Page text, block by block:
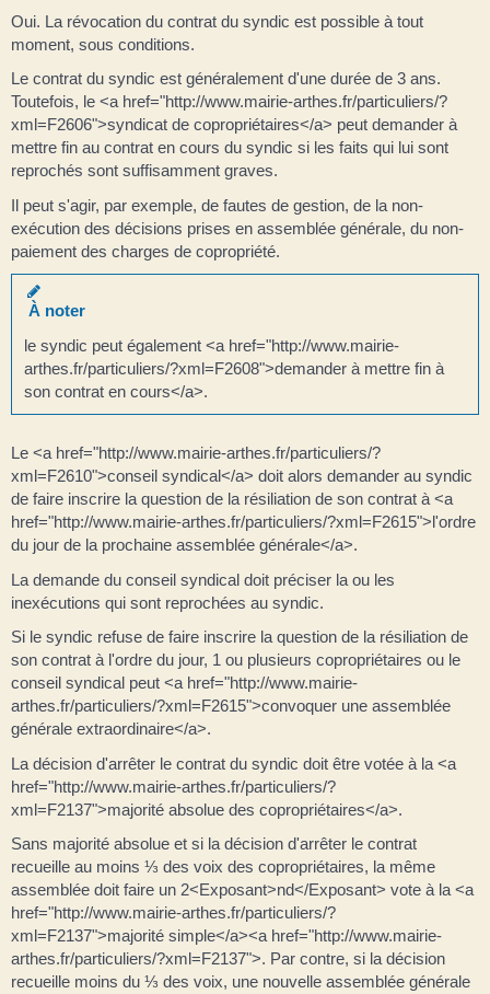
Oui. La révocation du contrat du syndic est possible à tout
moment, sous conditions.
Le contrat du syndic est généralement d'une durée de 3 ans.
Toutefois, le <a href="http://www.mairie-arthes.fr/particuliers/?
xml=F2606">syndicat de copropriétaires</a> peut demander à
mettre fin au contrat en cours du syndic si les faits qui lui sont
reprochés sont suffisamment graves.
Il peut s'agir, par exemple, de fautes de gestion, de la non-
exécution des décisions prises en assemblée générale, du non-
paiement des charges de copropriété.
À noter
le syndic peut également <a href="http://www.mairie-
arthes.fr/particuliers/?xml=F2608">demander à mettre fin à
son contrat en cours</a>.
Le <a href="http://www.mairie-arthes.fr/particuliers/?
xml=F2610">conseil syndical</a> doit alors demander au syndic
de faire inscrire la question de la résiliation de son contrat à <a
href="http://www.mairie-arthes.fr/particuliers/?xml=F2615">l'ordre
du jour de la prochaine assemblée générale</a>.
La demande du conseil syndical doit préciser la ou les
inexécutions qui sont reprochées au syndic.
Si le syndic refuse de faire inscrire la question de la résiliation de
son contrat à l'ordre du jour, 1 ou plusieurs copropriétaires ou le
conseil syndical peut <a href="http://www.mairie-
arthes.fr/particuliers/?xml=F2615">convoquer une assemblée
générale extraordinaire</a>.
La décision d'arrêter le contrat du syndic doit être votée à la <a
href="http://www.mairie-arthes.fr/particuliers/?
xml=F2137">majorité absolue des copropriétaires</a>.
Sans majorité absolue et si la décision d'arrêter le contrat
recueille au moins ⅓ des voix des copropriétaires, la même
assemblée doit faire un 2<Exposant>nd</Exposant> vote à la <a
href="http://www.mairie-arthes.fr/particuliers/?
xml=F2137">majorité simple</a><a href="http://www.mairie-
arthes.fr/particuliers/?xml=F2137">. Par contre, si la décision
recueille moins du ⅓ des voix, une nouvelle assemblée générale